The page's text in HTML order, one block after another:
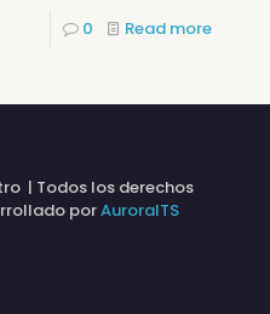
0 Read more
| Todos los derechos
porAuroraITS